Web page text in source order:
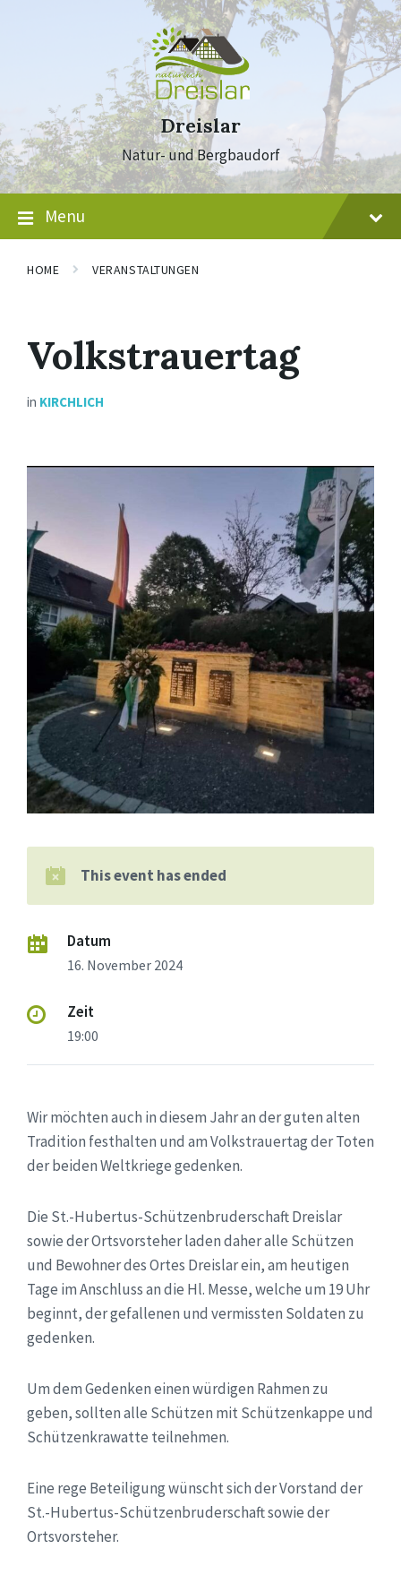
Dreislar
Natur- und Bergbaudorf
Menu
HOME VERANSTALTUNGEN
Volkstrauertag
in KIRCHLICH
This event has ended
Datum
16. November 2024
Zeit
19:00
Wir möchten auch in diesem Jahr an der guten alten
Tradition festhalten und am Volkstrauertag der Toten
der beiden Weltkriege gedenken.
Die St.-Hubertus-Schützenbruderschaft Dreislar
sowie der Ortsvorsteher laden daher alle Schützen
und Bewohner des Ortes Dreislar ein, am heutigen
Tage im Anschluss an die Hl. Messe, welche um 19 Uhr
beginnt, der gefallenen und vermissten Soldaten zu
gedenken.
Um dem Gedenken einen würdigen Rahmen zu
geben, sollten alle Schützen mit Schützenkappe und
Schützenkrawatte teilnehmen.
Eine rege Beteiligung wünscht sich der Vorstand der
St.-Hubertus-Schützenbruderschaft sowie der
Ortsvorsteher.